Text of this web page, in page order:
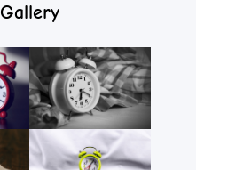
Gallery